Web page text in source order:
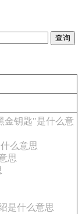
金钥匙"是什么意
么意思
思
是什么意思